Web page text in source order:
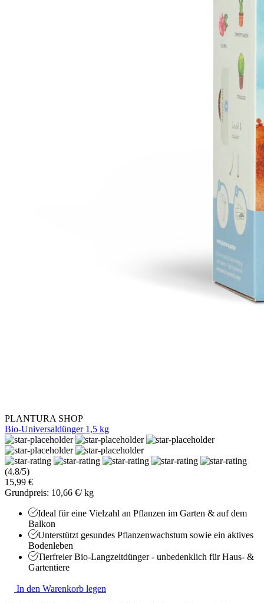
PLANTURA SHOP
Bio-Universaldünger 1,5 kg
(4.8/5)
15,99 €
Grundpreis: 10,66 €/ kg
Ideal für eine Vielzahl an Pflanzen im Garten & auf dem
Balkon
Unterstützt gesundes Pflanzenwachstum sowie ein aktives
Bodenleben
Tierfreier Bio-Langzeitdünger - unbedenklich für Haus- &
Gartentiere
In den Warenkorb legen